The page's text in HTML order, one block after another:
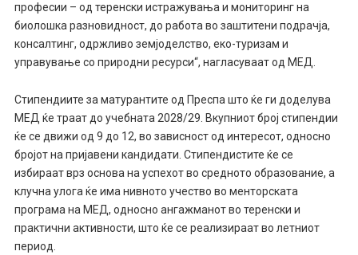
професии – од теренски истражувања и мониторинг на
биолошка разновидност, до работа во заштитени подрачја,
консалтинг, одржливо земјоделство, еко-туризам и
управување со природни ресурси“, нагласуваат од МЕД.
Стипендиите за матурантите од Преспа што ќе ги доделува
МЕД ќе траат до учебната 2028/29. Вкупниот број стипендии
ќе се движи од 9 до 12, во зависност од интересот, односно
бројот на пријавени кандидати. Стипендистите ќе се
избираат врз основа на успехот во средното образование, а
клучна улога ќе има нивното учество во менторската
програма на МЕД, односно ангажманот во теренски и
практични активности, што ќе се реализираат во летниот
период.